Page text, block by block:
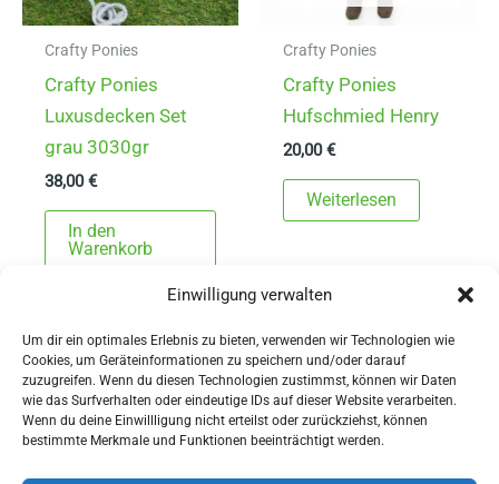
Einwilligung verwalten
Um dir ein optimales Erlebnis zu bieten, verwenden wir Technologien wie
Cookies, um Geräteinformationen zu speichern und/oder darauf
zuzugreifen. Wenn du diesen Technologien zustimmst, können wir Daten
wie das Surfverhalten oder eindeutige IDs auf dieser Website verarbeiten.
Wenn du deine Einwillligung nicht erteilst oder zurückziehst, können
bestimmte Merkmale und Funktionen beeinträchtigt werden.
Crafty Ponies
Crafty Ponies
Luxusdecken Set
grau 3030gr
38,00€
In den
Warenkorb
Crafty Ponies
Crafty Ponies
Hufschmied Henry
20,00€
Weiterlesen
AGBs